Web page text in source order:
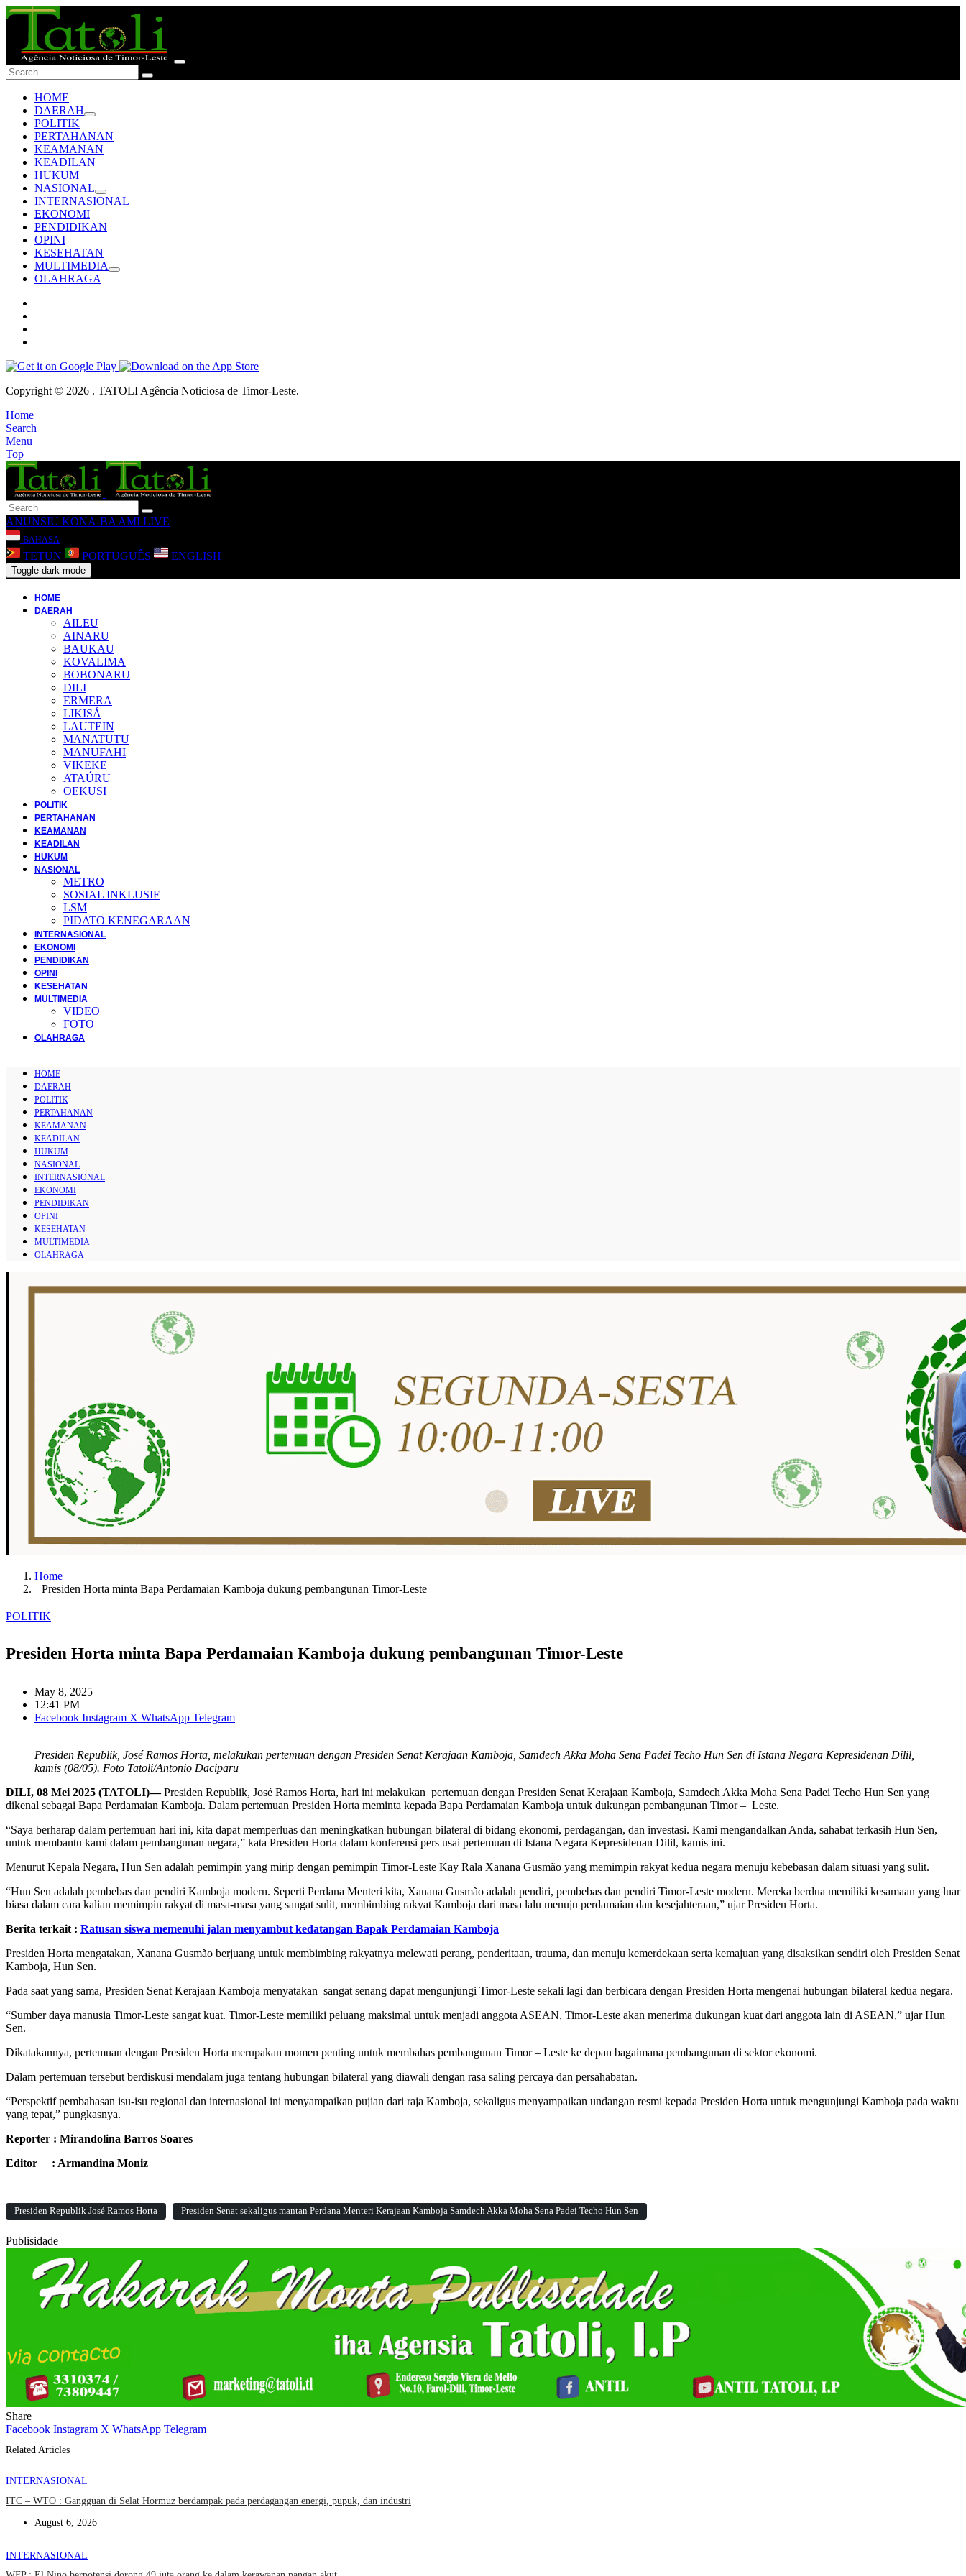
HOME
DAERAH
POLITIK
PERTAHANAN
KEAMANAN
KEADILAN
HUKUM
NASIONAL
INTERNASIONAL
EKONOMI
PENDIDIKAN
OPINI
KESEHATAN
MULTIMEDIA
OLAHRAGA
Copyright © 2026 . TATOLI Agência Noticiosa de Timor-Leste.
Home
Search
Menu
Top
ANUNSIU KONA-BA AMI LIVE
BAHASA
TETUN PORTUGUÊS ENGLISH
Toggle dark mode
HOME
DAERAH
AILEU
AINARU
BAUKAU
KOVALIMA
BOBONARU
DILI
ERMERA
LIKISÁ
LAUTEIN
MANATUTU
MANUFAHI
VIKEKE
ATAÚRU
OEKUSI
POLITIK
PERTAHANAN
KEAMANAN
KEADILAN
HUKUM
NASIONAL
METRO
SOSIAL INKLUSIF
LSM
PIDATO KENEGARAAN
INTERNASIONAL
EKONOMI
PENDIDIKAN
OPINI
KESEHATAN
MULTIMEDIA
VIDEO
FOTO
OLAHRAGA
HOME
DAERAH
POLITIK
PERTAHANAN
KEAMANAN
KEADILAN
HUKUM
NASIONAL
INTERNASIONAL
EKONOMI
PENDIDIKAN
OPINI
KESEHATAN
MULTIMEDIA
OLAHRAGA
Home
Presiden Horta minta Bapa Perdamaian Kamboja dukung pembangunan Timor-Leste
POLITIK
Presiden Horta minta Bapa Perdamaian Kamboja dukung pembangunan Timor-Leste
May 8, 2025
12:41 PM
Facebook Instagram X WhatsApp Telegram
Presiden Republik, José Ramos Horta, melakukan pertemuan dengan Presiden Senat Kerajaan Kamboja, Samdech Akka Moha Sena Padei Techo Hun Sen di Istana Negara Kepresidenan Dilil,
kamis (08/05). Foto Tatoli/Antonio Daciparu
DILI, 08 Mei 2025 (TATOLI)—Presiden Republik, José Ramos Horta, hari ini melakukan pertemuan dengan Presiden Senat Kerajaan Kamboja, Samdech Akka Moha Sena Padei Techo Hun Sen yang
dikenal sebagai Bapa Perdamaian Kamboja. Dalam pertemuan Presiden Horta meminta kepada Bapa Perdamaian Kamboja untuk dukungan pembangunan Timor – Leste.
“Saya berharap dalam pertemuan hari ini, kita dapat memperluas dan meningkatkan hubungan bilateral di bidang ekonomi, perdagangan, dan investasi. Kami mengandalkan Anda, sahabat terkasih Hun Sen,
untuk membantu kami dalam pembangunan negara,” kata Presiden Horta dalam konferensi pers usai pertemuan di Istana Negara Kepresidenan Dilil, kamis ini.
Menurut Kepala Negara, Hun Sen adalah pemimpin yang mirip dengan pemimpin Timor-Leste Kay Rala Xanana Gusmão yang memimpin rakyat kedua negara menuju kebebasan dalam situasi yang sulit.
“Hun Sen adalah pembebas dan pendiri Kamboja modern. Seperti Perdana Menteri kita, Xanana Gusmão adalah pendiri, pembebas dan pendiri Timor-Leste modern. Mereka berdua memiliki kesamaan yang luar
biasa dalam cara kalian memimpin rakyat di masa-masa yang sangat sulit, membimbing rakyat Kamboja dari masa lalu menuju perdamaian dan kesejahteraan,” ujar Presiden Horta.
Berita terkait : Ratusan siswa memenuhi jalan menyambut kedatangan Bapak Perdamaian Kamboja
Presiden Horta mengatakan, Xanana Gusmão berjuang untuk membimbing rakyatnya melewati perang, penderitaan, trauma, dan menuju kemerdekaan serta kemajuan yang disaksikan sendiri oleh Presiden Senat
Kamboja, Hun Sen.
Pada saat yang sama, Presiden Senat Kerajaan Kamboja menyatakan sangat senang dapat mengunjungi Timor-Leste sekali lagi dan berbicara dengan Presiden Horta mengenai hubungan bilateral kedua negara.
“Sumber daya manusia Timor-Leste sangat kuat. Timor-Leste memiliki peluang maksimal untuk menjadi anggota ASEAN, Timor-Leste akan menerima dukungan kuat dari anggota lain di ASEAN,” ujar Hun
Sen.
Dikatakannya, pertemuan dengan Presiden Horta merupakan momen penting untuk membahas pembangunan Timor – Leste ke depan bagaimana pembangunan di sektor ekonomi.
Dalam pertemuan tersebut berdiskusi mendalam juga tentang hubungan bilateral yang diawali dengan rasa saling percaya dan persahabatan.
“Perspektif pembahasan isu-isu regional dan internasional ini menyampaikan pujian dari raja Kamboja, sekaligus menyampaikan undangan resmi kepada Presiden Horta untuk mengunjungi Kamboja pada waktu
yang tepat,” pungkasnya.
Reporter : Mirandolina Barros Soares
Editor : Armandina Moniz
Presiden Republik José Ramos Horta Presiden Senat sekaligus mantan Perdana Menteri Kerajaan Kamboja Samdech Akka Moha Sena Padei Techo Hun Sen
Publisidade
Share
Facebook Instagram X WhatsApp Telegram
Related Articles
INTERNASIONAL
ITC – WTO : Gangguan di Selat Hormuz berdampak pada perdagangan energi, pupuk, dan industri
August 6, 2026
INTERNASIONAL